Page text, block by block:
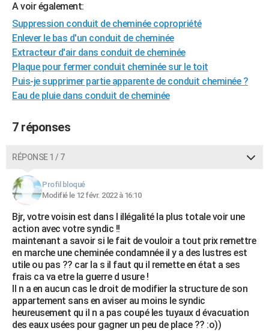
A voir également:
Suppression conduit de cheminée copropriété
Enlever le bas d'un conduit de cheminée
Extracteur d'air dans conduit de cheminée
Plaque pour fermer conduit cheminée sur le toit
Puis-je supprimer partie apparente de conduit cheminée ?
Eau de pluie dans conduit de cheminée
7 réponses
RÉPONSE 1 / 7
Profil bloqué
Modifié le 12 févr. 2022 à 16:10
Bjr, votre voisin est dans l illégalité la plus totale voir une
action avec votre syndic !!
maintenant a savoir si le fait de vouloir a tout prix remettre
en marche une cheminée condamnée il y a des lustres est
utile ou pas ?? car la s il faut qu il remette en état a ses
frais ca va etre la guerre d usure !
Il n a en aucun cas le droit de modifier la structure de son
appartement sans en aviser au moins le syndic
heureusement qu il n a pas coupé les tuyaux d évacuation
des eaux usées pour gagner un peu de place ?? :o))